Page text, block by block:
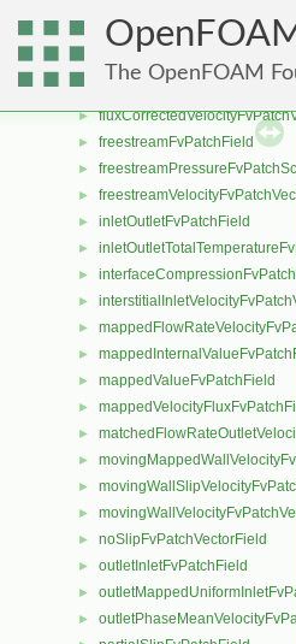
The OpenFOAM
►
►
►
►
► freestreamFvPatchField
►
►
► inletOutletFvPatchField
►
►
►
►
►
► mappedValueFvPatchField
►
►
►
►
►
► noSlipFvPatchVectorField
► outletInletFvPatchField
►
►